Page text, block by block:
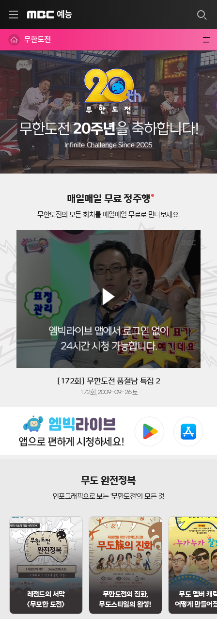
예능
무한도전
매일매일 무료 정주행
무한도전의 모든 회차를 매일매일 무료로 만나보세요.
[172회] 무한도전 품절남 특집 2
172회, 2009-09-26 토
무도 완전정복
인포그래픽으로 보는 '무한도전'의 모든 것
레전드의 서막
<무모한 도전>
무한도전의 진화,
무도스타일의 완성!
무도 멤버 캐
어떻게 만들어